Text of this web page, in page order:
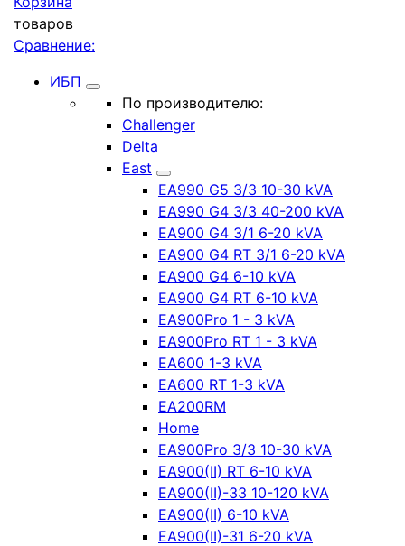
товаров
Сравнение:
ИБП
По производителю:
Challenger
Delta
East
EA990 G5 3/3 10-30 kVA
EA990 G4 3/3 40-200 kVA
EA900 G4 3/1 6-20 kVA
EA900 G4 RT 3/1 6-20 kVA
EA900 G4 6-10 kVA
EA900 G4 RT 6-10 kVA
EA900Pro 1 - 3 kVA
EA900Pro RT 1 - 3 kVA
EA600 1-3 kVA
EA600 RT 1-3 kVA
EA200RM
Home
EA900Pro 3/3 10-30 kVA
EA900(II) RT 6-10 kVA
EA900(II)-33 10-120 kVA
EA900(II) 6-10 kVA
EA900(II)-31 6-20 kVA